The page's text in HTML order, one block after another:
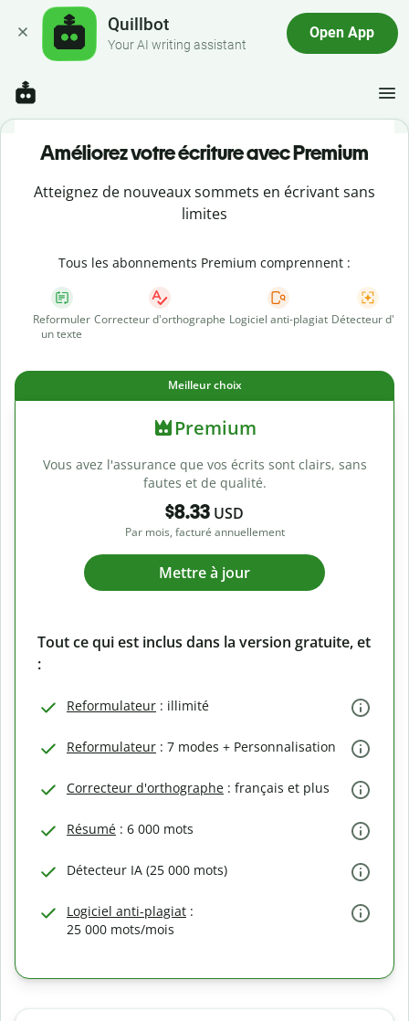
Quillbot
Your AI writing assistant
Open App
Améliorez votre écriture avec Premium
Atteignez de nouveaux sommets en écrivant sans
limites
Tous les abonnements Premium comprennent :
Reformuler
un texte
Correcteur d'orthographe Logiciel anti-plagiat Détecteur d'IA
Meilleur choix
Premium
Vous avez l'assurance que vos écrits sont clairs, sans
fautes et de qualité.
$8.33 USD
Par mois, facturé annuellement
Mettre à jour
Tout ce qui est inclus dans la version gratuite, et
:
Reformulateur : illimité
Reformulateur : 7 modes + Personnalisation
Correcteur d'orthographe : français et plus
Résumé : 6 000 mots
Détecteur IA (25 000 mots)
Logiciel anti-plagiat :
25 000 mots/mois